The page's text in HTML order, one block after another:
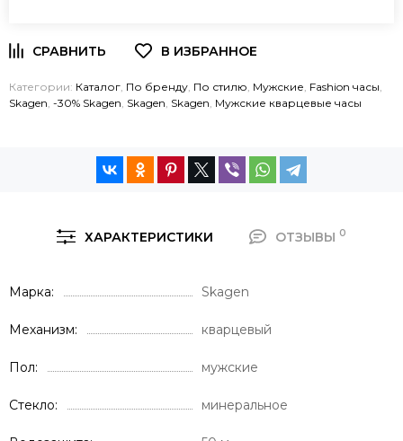
Категории: Каталог По бренду По стилю Мужские Fashion часы
Skagen -30% Skagen Skagen Skagen Мужские кварцевые часы
ХАРАКТЕРИСТИКИ ОТЗЫВЫ 0
Марка Skagen
Механизм кварцевый
Пол мужские
Стекло минеральное